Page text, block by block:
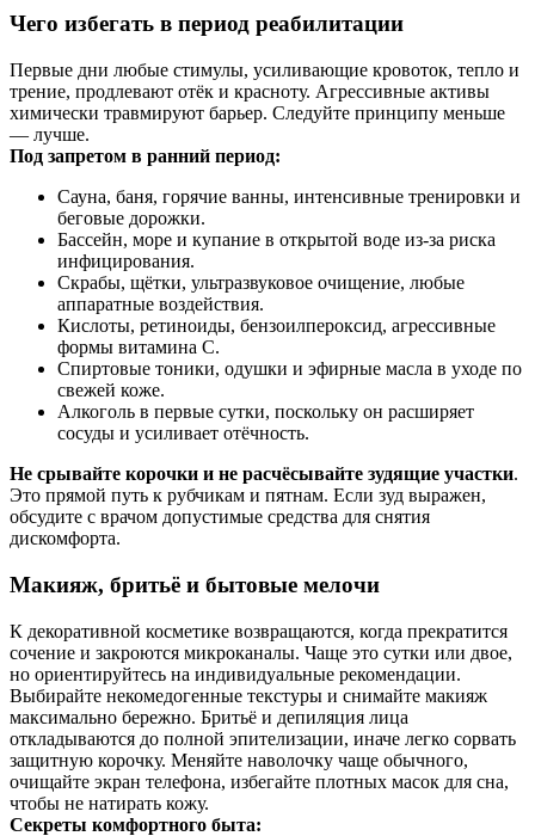
Чего избегать в период реабилитации
Первые дни любые стимулы, усиливающие кровоток, тепло и
трение, продлевают отёк и красноту. Агрессивные активы
химически травмируют барьер. Следуйте принципу меньше
— лучше.
Под запретом в ранний период:
Сауна, баня, горячие ванны, интенсивные тренировки и
беговые дорожки.
Бассейн, море и купание в открытой воде из-за риска
инфицирования.
Скрабы, щётки, ультразвуковое очищение, любые
аппаратные воздействия.
Кислоты, ретиноиды, бензоилпероксид, агрессивные
формы витамина С.
Спиртовые тоники, одушки и эфирные масла в уходе по
свежей коже.
Алкоголь в первые сутки, поскольку он расширяет
сосуды и усиливает отёчность.
Не срывайте корочки и не расчёсывайте зудящие участки.
Это прямой путь к рубчикам и пятнам. Если зуд выражен,
обсудите с врачом допустимые средства для снятия
дискомфорта.
Макияж, бритьё и бытовые мелочи
К декоративной косметике возвращаются, когда прекратится
сочение и закроются микроканалы. Чаще это сутки или двое,
но ориентируйтесь на индивидуальные рекомендации.
Выбирайте некомедогенные текстуры и снимайте макияж
максимально бережно. Бритьё и депиляция лица
откладываются до полной эпителизации, иначе легко сорвать
защитную корочку. Меняйте наволочку чаще обычного,
очищайте экран телефона, избегайте плотных масок для сна,
чтобы не натирать кожу.
Секреты комфортного быта: